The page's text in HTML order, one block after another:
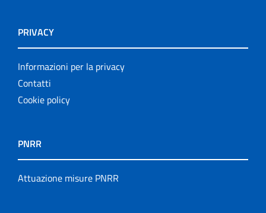
PRIVACY
Informazioni per la privacy
Contatti
Cookie policy
PNRR
Attuazione misure PNRR